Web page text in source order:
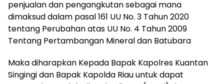
penjualan dan pengangkutan sebagai mana
dimaksud dalam pasal 161 UU No. 3 Tahun 2020
tentang Perubahan atas UU No. 4 Tahun 2009
Tentang Pertambangan Mineral dan Batubara
Maka diharapkan Kepada Bapak Kapolres Kuantan
Singingi dan Bapak Kapolda Riau untuk dapat